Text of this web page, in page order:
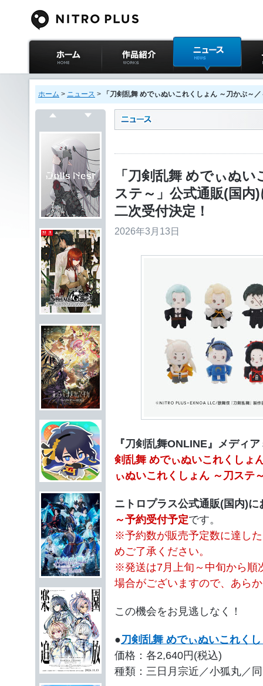
ニトロプラス公式
サイト ホーム
作品紹介 ニュース イベ
ホーム > ニュース > 「刀剣乱舞 めでぃぬいこれくしょん ～刀かぶ～
「刀剣乱舞 めでぃぬ
ステ～」公式通販(国
二次受付決定！
2026年3月13日
『刀剣乱舞ONLINE』メディ
剣乱舞 めでぃぬいこれくしょ
ぃぬいこれくしょん ～刀ステ
ニトロプラス公式通販(国内)に
～予約受付予定です。
※予約数が販売予定数に達し
めご了承ください。
※発送は7月上旬～中旬から順
場合がございますので、あら
この機会をお見逃しなく！
●刀剣乱舞 めでぃぬいこれく
価格：各2,640円(税込)
種類：三日月宗近／小狐丸／